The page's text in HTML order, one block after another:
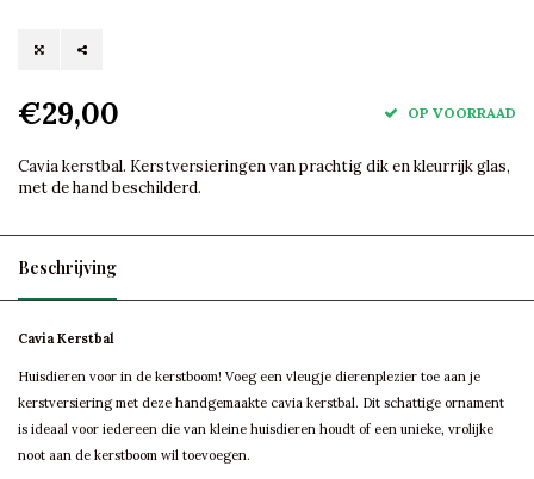
€29,00 OP VOORRAAD
Cavia kerstbal. Kerstversieringen van prachtig dik en kleurrijk glas,
met de hand beschilderd.
Beschrijving
Cavia Kerstbal
Huisdieren voor in de kerstboom! Voeg een vleugje dierenplezier toe aan je
kerstversiering met deze handgemaakte cavia kerstbal. Dit schattige ornament
is ideaal voor iedereen die van kleine huisdieren houdt of een unieke, vrolijke
noot aan de kerstboom wil toevoegen.